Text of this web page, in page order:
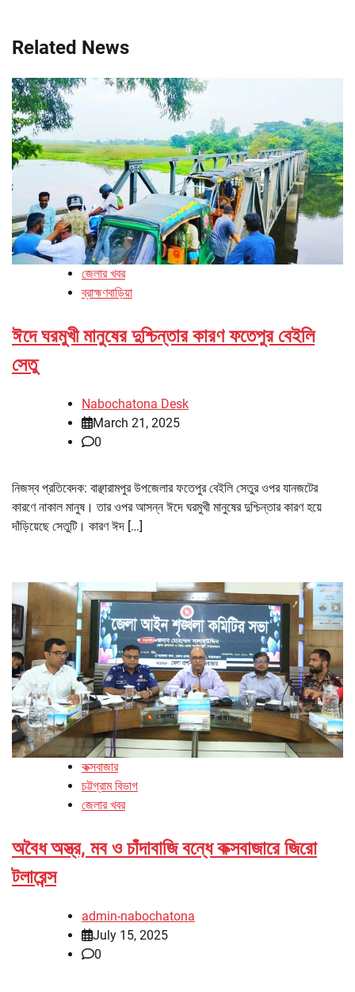
Related News
জেলার খবর
ব্রাহ্মণবাড়িয়া
ঈদে ঘরমুখী মানুষের দুশ্চিন্তার কারণ ফতেপুর বেইলি
সেতু
Nabochatona Desk
March 21, 2025
0
নিজস্ব প্রতিবেদক: বাঞ্ছারামপুর উপজেলার ফতেপুর বেইলি সেতুর ওপর যানজটের
কারণে নাকাল মানুষ। তার ওপর আসন্ন ঈদে ঘরমুখী মানুষের দুশ্চিন্তার কারণ হয়ে
দাঁড়িয়েছে সেতুটি। কারণ ঈদ […]
কক্সবাজার
চট্টগ্রাম বিভাগ
জেলার খবর
অবৈধ অস্ত্র, মব ও চাঁদাবাজি বন্ধে কক্সবাজারে জিরো
টলারেন্স
admin-nabochatona
July 15, 2025
0